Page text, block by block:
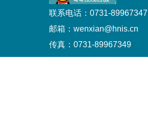
联系电话：0731-89967347
邮箱：wenxian@hnis.cn
传真：0731-89967349